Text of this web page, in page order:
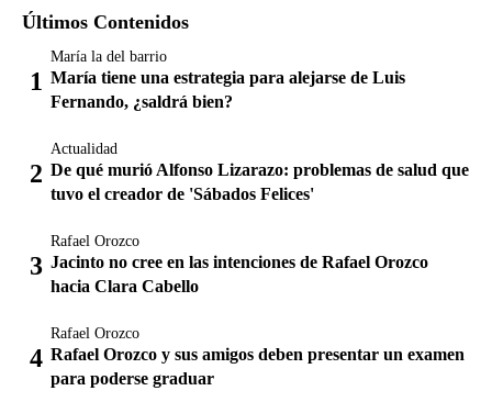
Últimos Contenidos
María la del barrio
María tiene una estrategia para alejarse de Luis
Fernando, ¿saldrá bien?
Actualidad
De qué murió Alfonso Lizarazo: problemas de salud que
tuvo el creador de 'Sábados Felices'
Rafael Orozco
Jacinto no cree en las intenciones de Rafael Orozco
hacia Clara Cabello
Rafael Orozco
Rafael Orozco y sus amigos deben presentar un examen
para poderse graduar